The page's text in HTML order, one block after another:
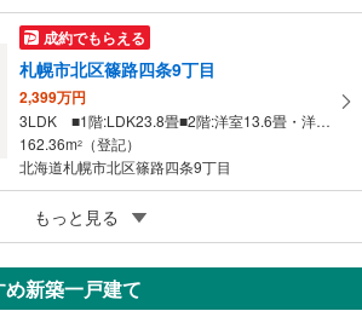
成約でもらえる
札幌市北区篠路四条9丁目
2,399万円
3LDK ■1階:LDK23.8畳■2階:洋室13.6畳・洋室9.5畳・洋室12畳・洋室9畳
162.36m2
（登記）
北海道札幌市北区篠路四条9丁目
成約でもらえる
札幌市北区新琴似六条2丁目
2,799万円
4LDK
もっと見る
新築一戸建て